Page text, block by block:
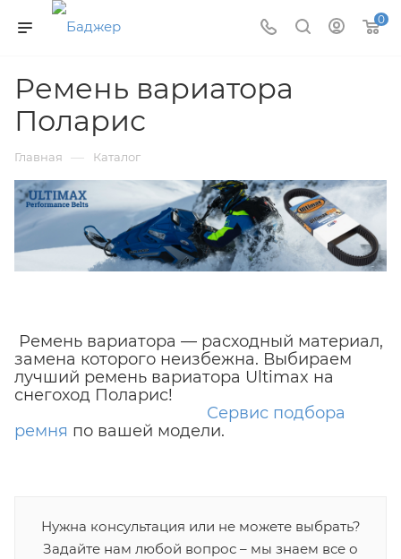
0
Ремень вариатора
Поларис
Главная — Каталог
Ремень вариатора — расходный материал,
замена которого неизбежна. Выбираем
лучший ремень вариатора Ultimax на
снегоход Поларис!
Сервис подбора
ремня по вашей модели.
Нужна консультация или не можете выбрать?
Задайте нам любой вопрос – мы знаем все о